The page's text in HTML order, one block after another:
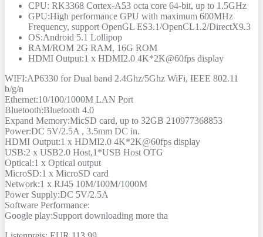
CPU: RK3368 Cortex-A53 octa core 64-bit, up to 1.5GHz
GPU:High performance GPU with maximum 600MHz
Frequency, support OpenGL ES3.1/OpenCL1.2/DirectX9.3
OS:Android 5.1 Lollipop
RAM/ROM 2G RAM, 16G ROM
HDMI Output:1 x HDMI2.0 4K*2K@60fps display
WIFI:AP6330 for Dual band 2.4Ghz/5Ghz WiFi, IEEE 802.11
b/g/n
Ethernet:10/100/1000M LAN Port
Bluetooth:Bluetooth 4.0
Expand Memory:MicSD card, up to 32GB 210977368853
Power:DC 5V/2.5A , 3.5mm DC in.
HDMI Output:1 x HDMI2.0 4K*2K@60fps display
USB:2 x USB2.0 Host,1*USB Host OTG
Optical:1 x Optical output
MicroSD:1 x MicroSD card
Network:1 x RJ45 10M/100M/1000M
Power Supply:DC 5V/2.5A
Software Performance:
Google play:Support downloading more tha